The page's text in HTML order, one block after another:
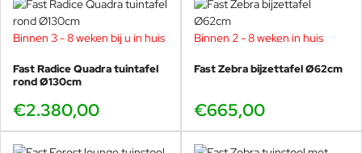
Binnen 3 - 8 weken bij u in huis
Fast Radice Quadra tuintafel
rond Ø130cm
€2.380,00
Binnen 2 - 8 weken in huis
Fast Zebra bijzettafel Ø62cm
€665,00